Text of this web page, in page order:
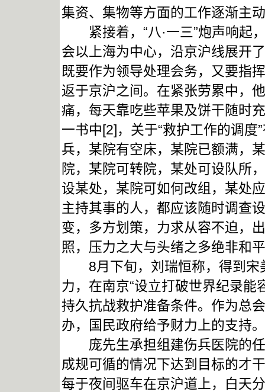
集资、集物等方面的工作逐渐主
紧接着，“八·一三”炮声响起
会以上海为中心，沿京沪线展开
既要作为领导处理会务，又要指
返于京沪之间。在紧张劳累中，
痛，每天靠吃些苹果及饼干随时
一书中[2]，关于“救护工作的调度
兵，某院有空床，某院已额满，
院，某院可转院，某处可设队所
设某处，某院可如何改组，某处
主持其事的人，都应该随时调查
变，多方划策，力求从容不迫，
照，压力之大与头绪之多绝非和
8月下旬，刘瑞恒称，得到宋
力，在南京“设立打破世界纪录能
持久抗战救护准备条件。作为总
办，国民政府给予财力上的支持
庞先生承担组建伤兵医院的任
成规可循的情况下达到目标的才
每于夜间驱车在京沪道上，白天